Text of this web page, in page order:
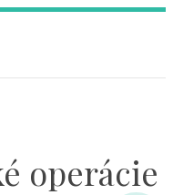
operácie